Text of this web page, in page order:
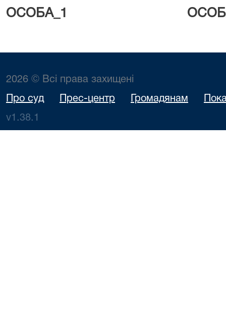
ОСОБА_1
2026 © Всі права захищені
Про суд Прес-центр Громадянам
v1.38.1